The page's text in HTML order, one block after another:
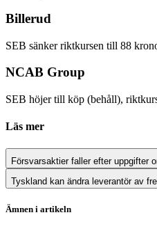
Billerud
SEB sänker riktkursen till 88
NCAB Group
SEB höjer till köp (behåll),
Läs mer
Försvarsaktier faller efter uppgifter
Tyskland kan ändra leverantör av
Ämnen i artikeln